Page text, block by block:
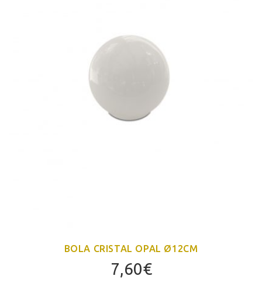
BOLA CRISTAL OPAL Ø12CM
7,60€